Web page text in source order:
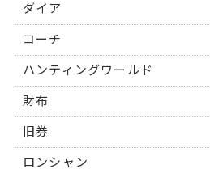
ダイア
コーチ
ハンティングワールド
財布
旧券
ロンシャン